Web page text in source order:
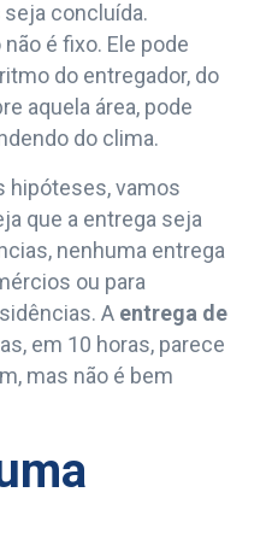
seja concluída.
é fixo. Ele pode
do entregador, do
aquela área, pode
do clima.
hipóteses, vamos
que a entrega seja
nenhuma entrega
ou para
A entrega de
em 10 horas, parece
mas não é bem